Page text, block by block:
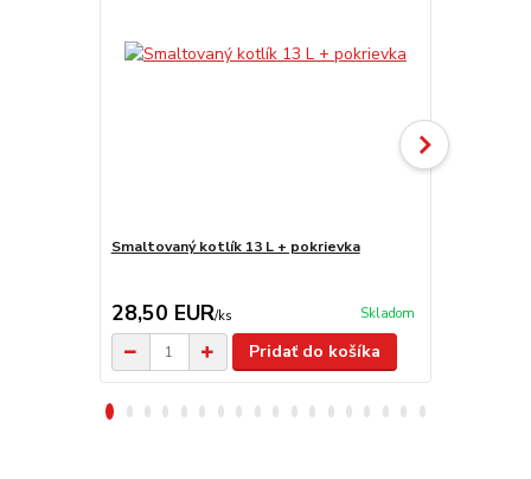
Smaltovaný kotlík 13 L + pokrievka
28,50 EUR/ks Skladom
Pridať do košíka